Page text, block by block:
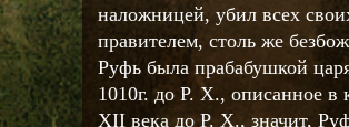
наложницей, убил всех
правителем, столь же
Руфь была прабабушкой
1010г. до Р. X., описанное
XII века до Р. X., значит,